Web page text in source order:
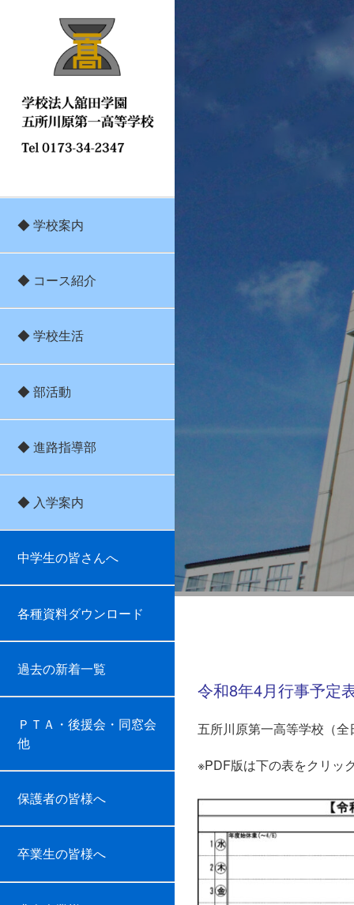
◆ 学校案内
◆ コース紹介
◆ 学校生活
◆ 部活動
◆ 進路指導部
◆ 入学案内
中学生の皆さんへ
各種資料ダウンロード
過去の新着一覧
ＰＴＡ・後援会・同窓会
他
保護者の皆様へ
卒業生の皆様へ
4月
令和8年4月行事予定
五所川原第一高等学校（
※PDF版は下の表をクリッ